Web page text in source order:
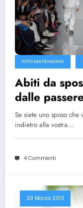
FOTO MATRIMONIO
Abiti da
dalle
porta lui
Se siete uno sposo
indietro alla vostra…
4 Commenti
30 Marzo 2013